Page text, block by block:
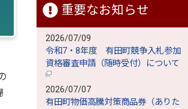
重要なお知らせ
2026/07/09
令和7・8年度 有田町競争入札参加
資格審査申請（随時受付）について
2026/07/07
有田町物価高騰対策商品券（ありた